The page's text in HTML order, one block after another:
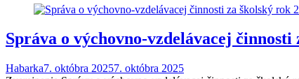
Správa o výchovno-vzdelávacej činnosti
Habarka7. októbra 20257. októbra 2025